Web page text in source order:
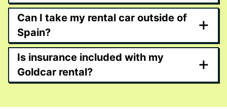
Can I take my rental car outside of
Spain?
+
Is insurance included with my
Goldcar rental?
+